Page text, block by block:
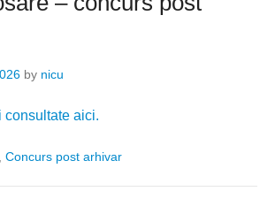
by nicu
consultate aici.
Concurs post arhivar